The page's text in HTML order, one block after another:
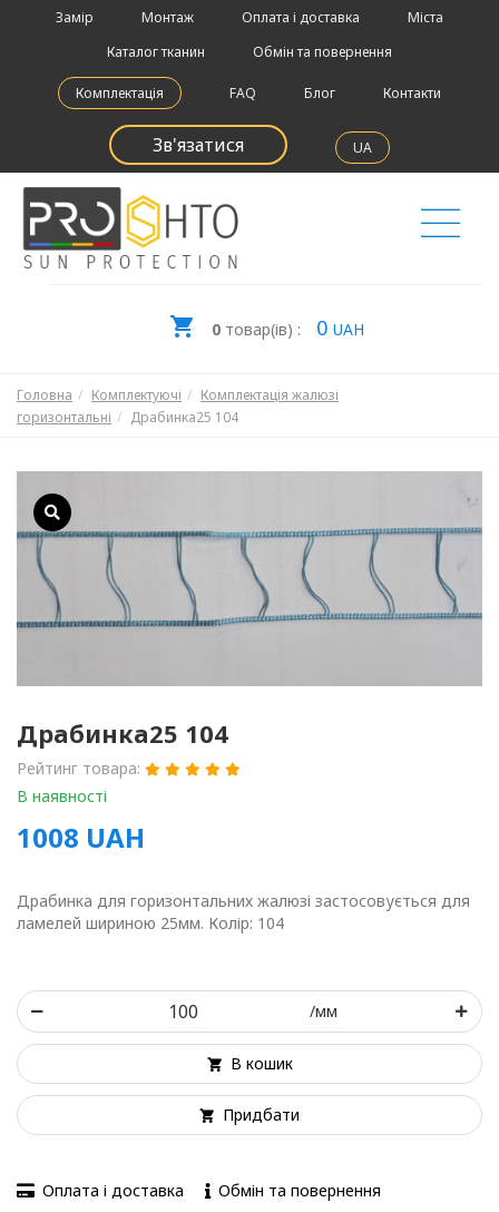
Замір Монтаж Оплата і доставка
Міста
Каталог тканин
Обмін та повернення
Комплектація FAQ Блог Контакти
Зв'язатися UA
0товар(ів) : 0 UAH
Головна Комплектуючі
Комплектація жалюзі
горизонтальні
Драбинка25 104
Драбинка25 104
Рейтинг товара:
В наявності
1008 UAH
Драбинка для горизонтальних жалюзі застосовується для
ламелей шириною 25мм. Колір: 104
/мм
В кошик
Придбати
Оплата і доставка Обмін та повернення